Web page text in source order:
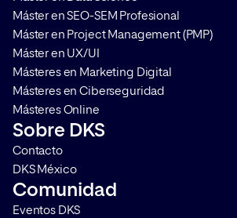
Máster en SEO-SEM Profesional
Máster en Project Management (PMP)
Máster en UX/UI
Másteres en Marketing Digital
Másteres en Ciberseguridad
Másteres Online
Sobre DKS
Contacto
DKS México
Comunidad
Eventos DKS